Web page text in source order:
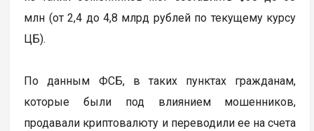
млн (от 2,4 до 4,8 млрд рублей по текущему курсу
ЦБ).
По данным ФСБ, в таких пунктах гражданам,
которые были под влиянием мошенников,
продавали криптовалюту и переводили ее на счета